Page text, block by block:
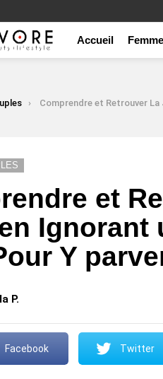
Accueil Femme
Comprendre et Retrouver La Joie de Vivre en Ignorant un Homme
et
Ignorant
Y
P.
Facebook Twitter